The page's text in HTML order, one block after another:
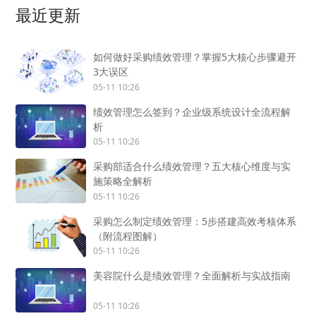
最近更新
如何做好采购绩效管理？掌握5大核心步骤避开
3大误区
05-11 10:26
绩效管理怎么签到？企业级系统设计全流程解
析
05-11 10:26
采购部适合什么绩效管理？五大核心维度与实
施策略全解析
05-11 10:26
采购怎么制定绩效管理：5步搭建高效考核体系
（附流程图解）
05-11 10:26
美容院什么是绩效管理？全面解析与实战指南
05-11 10:26